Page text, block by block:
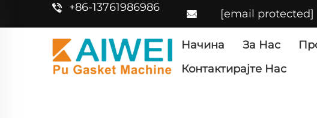
+86-13761986986 [email protected]
Начина За Нас
Контактирајте Нас